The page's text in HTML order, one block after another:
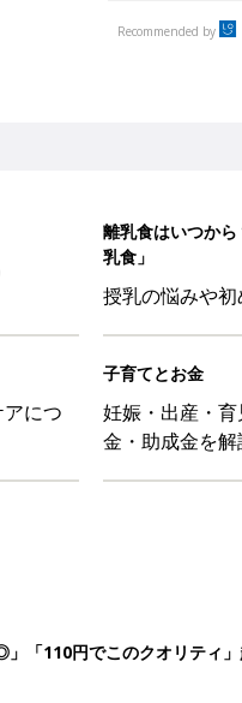
Recommended by
離乳食はいつか
乳食」
授乳の悩みや
につ
子育てとお金
妊娠・出産・
金・助成金を解
「110円でこのクオリティ